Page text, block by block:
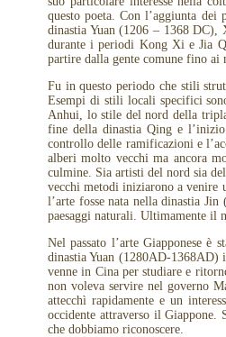
questo poeta. Con l’aggiunta
dinastia Yuan (1206 – 1368
durante i periodi Kong Xi e Jia
partire dalla gente comune fino ai
Fu in questo periodo che stili
Esempi di stili locali specifici
Anhui, lo stile del nord della
fine della dinastia Qing e
controllo delle ramificazioni e
alberi molto vecchi ma ancora
culmine. Sia artisti del nord sia
vecchi metodi iniziarono a venire
l’arte fosse nata nella dinastia
paesaggi naturali. Ultimamente il
Nel passato l’arte Giapponese
dinastia Yuan (1280AD-1368AD)
venne in Cina per studiare e
non voleva servire nel governo
attecchì rapidamente e un
occidente attraverso il Giappone.
che dobbiamo riconoscere.